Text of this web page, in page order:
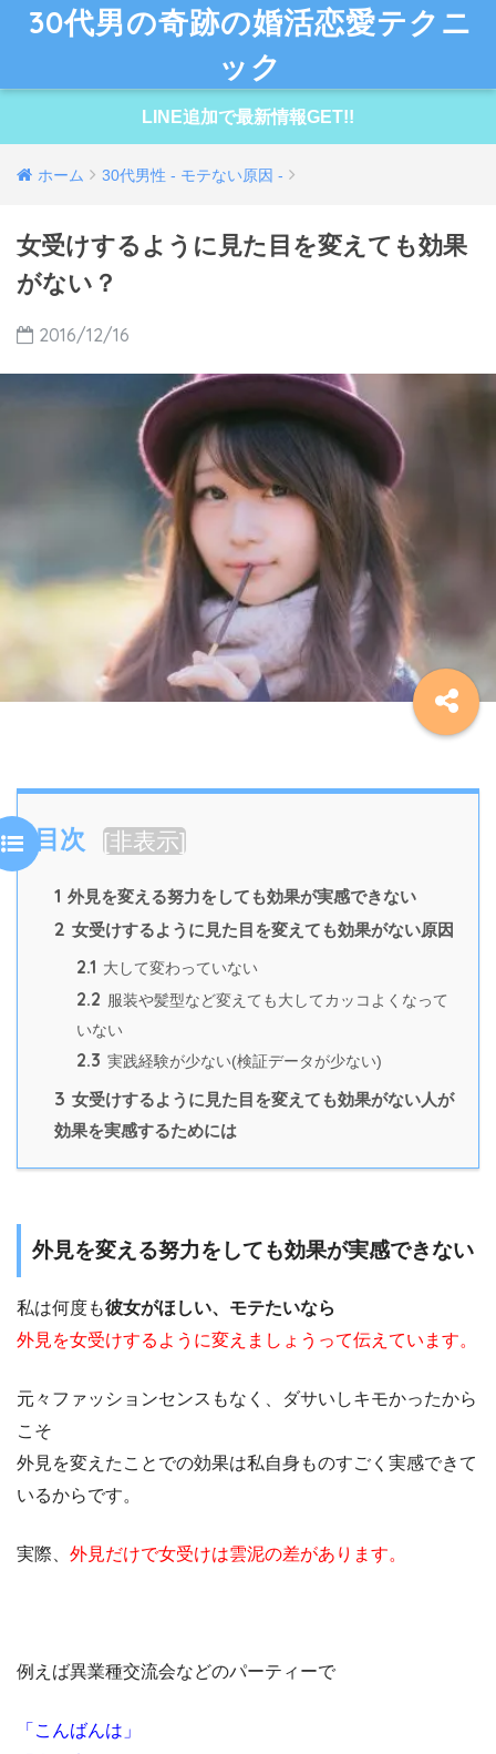
30代男の奇跡の婚活恋愛テクニ
ック
LINE追加で最新情報GET!!
ホーム 30代男性 - モテない原因 -
女受けするように見た目を変えても効果
がない？
2016/12/16
目次 [非表示]
1 外見を変える努力をしても効果が実感できない
2 女受けするように見た目を変えても効果がない原因
2.1 大して変わっていない
2.2 服装や髪型など変えても大してカッコよくなって
いない
2.3 実践経験が少ない(検証データが少ない)
3 女受けするように見た目を変えても効果がない人が
効果を実感するためには
外見を変える努力をしても効果が実感できない
私は何度も彼女がほしい、モテたいなら
外見を女受けするように変えましょうって伝えています。
元々ファッションセンスもなく、ダサいしキモかったから
こそ
外見を変えたことでの効果は私自身ものすごく実感できて
いるからです。
実際、 外見だけで女受けは雲泥の差があります。
例えば異業種交流会などのパーティーで
「こんばんは」